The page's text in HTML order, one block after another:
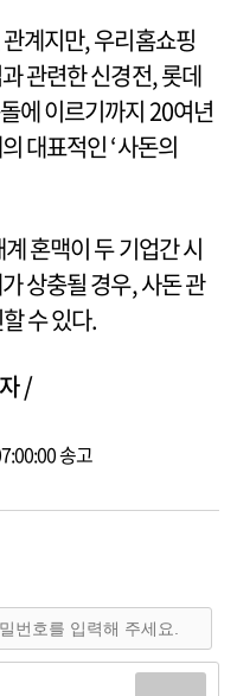
계지만, 우리홈쇼핑
관련한 신경전, 롯데
에 이르기까지 20여년
대표적인 ‘사돈의
혼맥이 두 기업간 시
상충될 경우, 사돈 관
수 있다.
/
송고